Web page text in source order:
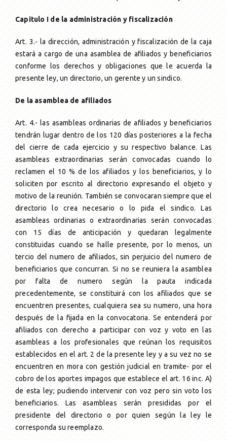
Capitulo I de la administración y fiscalización
Art. 3.- la dirección, administración y fiscalización de la caja
estará a cargo de una asamblea de afiliados y beneficiarios
conforme los derechos y obligaciones que le acuerda la
presente ley, un directorio, un gerente y un sindico.
De la asamblea de afiliados
Art. 4.- las asambleas ordinarias de afiliados y beneficiarios
tendrán lugar dentro de los 120 días posteriores a la fecha
del cierre de cada ejercicio y su respectivo balance. Las
asambleas extraordinarias serán convocadas cuando lo
reclamen el 10 % de los afiliados y los beneficiarios, y lo
soliciten por escrito al directorio expresando el objeto y
motivo de la reunión. También se convocaran siempre que el
directorio lo crea necesario o lo pida el sindico. Las
asambleas ordinarias o extraordinarias serán convocadas
con 15 días de anticipación y quedaran legalmente
constituidas cuando se halle presente, por lo menos, un
tercio del numero de afiliados, sin perjuicio del numero de
beneficiarios que concurran. Si no se reuniera la asamblea
por falta de numero según la pauta indicada
precedentemente, se constituirá con los afiliados que se
encuentren presentes, cualquiera sea su numero, una hora
después de la fijada en la convocatoria. Se entenderá por
afiliados con derecho a participar con voz y voto en las
asambleas a los profesionales que reúnan los requisitos
establecidos en el art. 2 de la presente ley y a su vez no se
encuentren en mora con gestión judicial en tramite- por el
cobro de los aportes impagos que establece el art. 16 inc. A)
de esta ley; pudiendo intervenir con voz pero sin voto los
beneficiarios. Las asambleas serán presididas por el
presidente del directorio o por quien según la ley le
corresponda su reemplazo.